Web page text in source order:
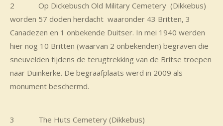
2 Op Dickebusch Old Military Cemetery (Dikkebus)
worden 57 doden herdacht waaronder 43 Britten, 3
Canadezen en 1 onbekende Duitser. In mei 1940 werden
hier nog 10 Britten (waarvan 2 onbekenden) begraven die
sneuvelden tijdens de terugtrekking van de Britse troepen
naar Duinkerke. De begraafplaats werd in 2009 als
monument beschermd.
3 The Huts Cemetery (Dikkebus)